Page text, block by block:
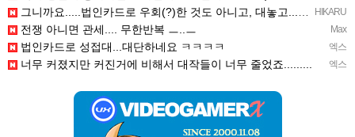
HIKARU
그니까요.....법인카드로 우회(?)한 것도 아니고, 대놓고...ㅋ ㅋ)
Max
전쟁 아니면 관세.... 무한반복 ㅡ..ㅡ
엑스
법인카드로 성접대...대단하네요 ㅋㅋㅋㅋ
엑스
너무 커졌지만 커진거에 비해서 대작들이 너무 줄었죠.........